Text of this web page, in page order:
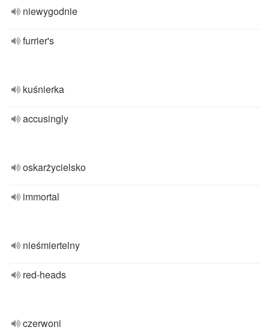
niewygodnie
furrier's
kuśnierka
accusingly
oskarżycielsko
immortal
nieśmiertelny
red-heads
czerwoni